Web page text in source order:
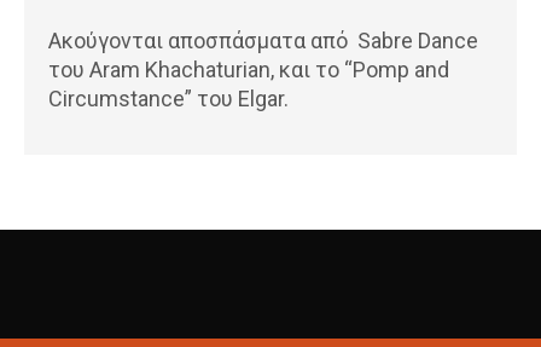
Ακούγονται αποσπάσματα από Sabre Dance
του Aram Khachaturian, και το “Pomp and
Circumstance” του Elgar.